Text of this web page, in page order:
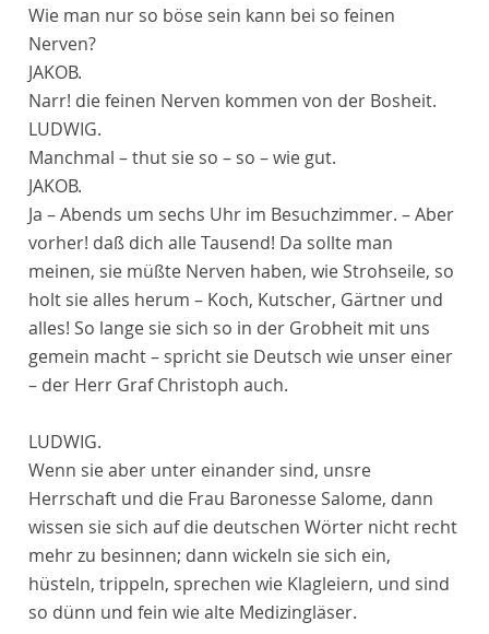
Wie man nur so böse sein kann bei so feinen
Nerven?
JAKOB.
Narr! die feinen Nerven kommen von der Bosheit.
LUDWIG.
Manchmal – thut sie so – so – wie gut.
JAKOB.
Ja – Abends um sechs Uhr im Besuchzimmer. – Aber
vorher! daß dich alle Tausend! Da sollte man
meinen, sie müßte Nerven haben, wie Strohseile, so
holt sie alles herum – Koch, Kutscher, Gärtner und
alles! So lange sie sich so in der Grobheit mit uns
gemein macht – spricht sie Deutsch wie unser einer
– der Herr Graf Christoph auch.
LUDWIG.
Wenn sie aber unter einander sind, unsre
Herrschaft und die Frau Baronesse Salome, dann
wissen sie sich auf die deutschen Wörter nicht recht
mehr zu besinnen; dann wickeln sie sich ein,
hüsteln, trippeln, sprechen wie Klagleiern, und sind
so dünn und fein wie alte Medizingläser.